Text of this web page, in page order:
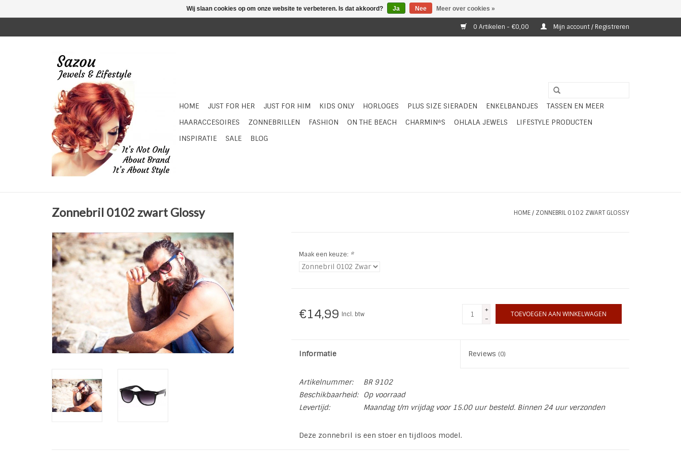
0 Artikelen - €0,00 Mijn account / Registreren
HOME JUST FOR HER JUST FOR HIM KIDS ONLY HORLOGES PLUS SIZE SIERADEN ENKELBANDJES
TASSEN EN MEER
HAARACCESOIRES
ZONNEBRILLEN FASHION ON THE BEACH CHARMIN*S OHLALA JEWELS
LIFESTYLE PRODUCTEN
INSPIRATIE
SALE BLOG
Zonnebril 0102 zwart Glossy HOME/ ZONNEBRIL 0102 ZWART GLOSSY
Maak een keuze: *
€14,99 Incl. btw
+
-
TOEVOEGEN AAN WINKELWAGEN
Informatie Reviews (0)
Artikelnummer:
BR 9102
Beschikbaarheid:
Op voorraad
Levertijd:
Maandag t/m vrijdag voor 15.00 uur besteld. Binnen 24 uur verzonden
Deze zonnebril is een stoer en tijdloos model.
Wij slaan cookies op om onze website te verbeteren. Is dat akkoord? Ja Nee Meer over cookies »